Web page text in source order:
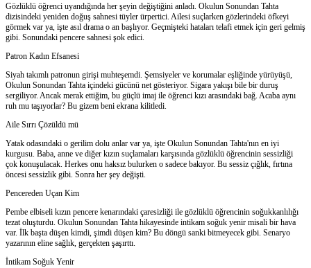
Gözlüklü öğrenci uyandığında her şeyin değiştiğini anladı. Okulun Sonundan Tahta
dizisindeki yeniden doğuş sahnesi tüyler ürpertici. Ailesi suçlarken gözlerindeki öfkeyi
görmek var ya, işte asıl drama o an başlıyor. Geçmişteki hataları telafi etmek için geri gelmiş
gibi. Sonundaki pencere sahnesi şok edici.
Patron Kadın Efsanesi
Siyah takımlı patronun girişi muhteşemdi. Şemsiyeler ve korumalar eşliğinde yürüyüşü,
Okulun Sonundan Tahta içindeki gücünü net gösteriyor. Sigara yakışı bile bir duruş
sergiliyor. Ancak merak ettiğim, bu güçlü imaj ile öğrenci kızı arasındaki bağ. Acaba aynı
ruh mu taşıyorlar? Bu gizem beni ekrana kilitledi.
Aile Sırrı Çözüldü mü
Yatak odasındaki o gerilim dolu anlar var ya, işte Okulun Sonundan Tahta'nın en iyi
kurgusu. Baba, anne ve diğer kızın suçlamaları karşısında gözlüklü öğrencinin sessizliği
çok konuşulacak. Herkes onu haksız bulurken o sadece bakıyor. Bu sessiz çığlık, fırtına
öncesi sessizlik gibi. Sonra her şey değişti.
Pencereden Uçan Kim
Pembe elbiseli kızın pencere kenarındaki çaresizliği ile gözlüklü öğrencinin soğukkanlılığı
tezat oluşturdu. Okulun Sonundan Tahta hikayesinde intikam soğuk yenir misali bir hava
var. İlk başta düşen kimdi, şimdi düşen kim? Bu döngü sanki bitmeyecek gibi. Senaryo
yazarının eline sağlık, gerçekten şaşırttı.
İntikam Soğuk Yenir